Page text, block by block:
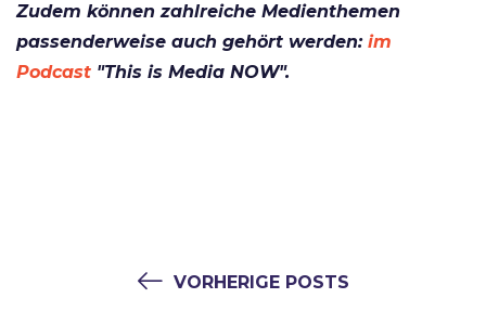
Zudem können zahlreiche Medienthemen
passenderweise auch gehört werden:im
Podcast "This is Media NOW".
VORHERIGE POSTS